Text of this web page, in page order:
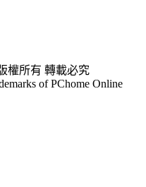
權所有 轉載必究
of PChome Online